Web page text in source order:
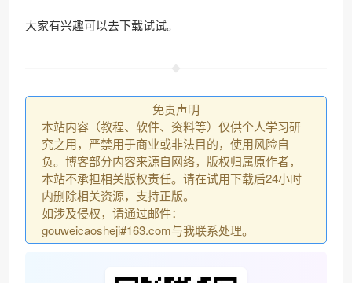
大家有兴趣可以去下载试试。
免责声明
本站内容（教程、软件、资料等）仅供个人学习研
究之用，严禁用于商业或非法目的，使用风险自
负。博客部分内容来源自网络，版权归属原作者，
本站不承担相关版权责任。请在试用下载后24小时
内删除相关资源，支持正版。
如涉及侵权，请通过邮件：
gouweicaosheji#163.com与我联系处理。